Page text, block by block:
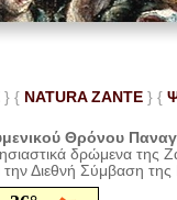
}{ NATURA ZANTE} {
Θρόνου
δρώμενα της
την Διεθνή Σύμβαση